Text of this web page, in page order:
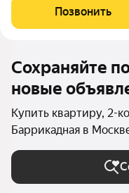
редкой деталью:
46 резиденций. На
Позвонить
Сохраняйте
новые
Купить квартиру, 2-
Баррикадная в